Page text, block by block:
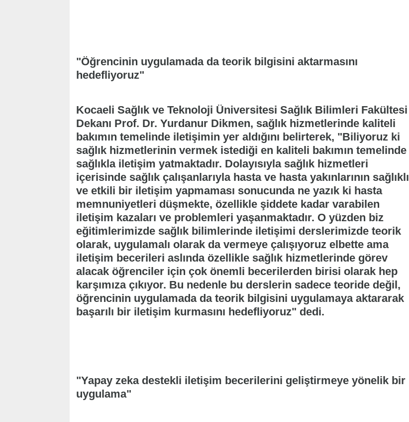
"Öğrencinin uygulamada da teorik bilgisini aktarmasını
hedefliyoruz"
Kocaeli Sağlık ve Teknoloji Üniversitesi Sağlık Bilimleri Fakültesi
Dekanı Prof. Dr. Yurdanur Dikmen, sağlık hizmetlerinde kaliteli
bakımın temelinde iletişimin yer aldığını belirterek, "Biliyoruz ki
sağlık hizmetlerinin vermek istediği en kaliteli bakımın temelinde
sağlıkla iletişim yatmaktadır. Dolayısıyla sağlık hizmetleri
içerisinde sağlık çalışanlarıyla hasta ve hasta yakınlarının sağlıklı
ve etkili bir iletişim yapmaması sonucunda ne yazık ki hasta
memnuniyetleri düşmekte, özellikle şiddete kadar varabilen
iletişim kazaları ve problemleri yaşanmaktadır. O yüzden biz
eğitimlerimizde sağlık bilimlerinde iletişimi derslerimizde teorik
olarak, uygulamalı olarak da vermeye çalışıyoruz elbette ama
iletişim becerileri aslında özellikle sağlık hizmetlerinde görev
alacak öğrenciler için çok önemli becerilerden birisi olarak hep
karşımıza çıkıyor. Bu nedenle bu derslerin sadece teoride değil,
öğrencinin uygulamada da teorik bilgisini uygulamaya aktararak
başarılı bir iletişim kurmasını hedefliyoruz" dedi.
"Yapay zeka destekli iletişim becerilerini geliştirmeye yönelik bir
uygulama"